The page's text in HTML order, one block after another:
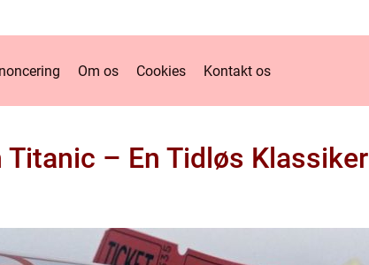
Om os Cookies Kontakt os
Titanic – En Tidløs Klassiker